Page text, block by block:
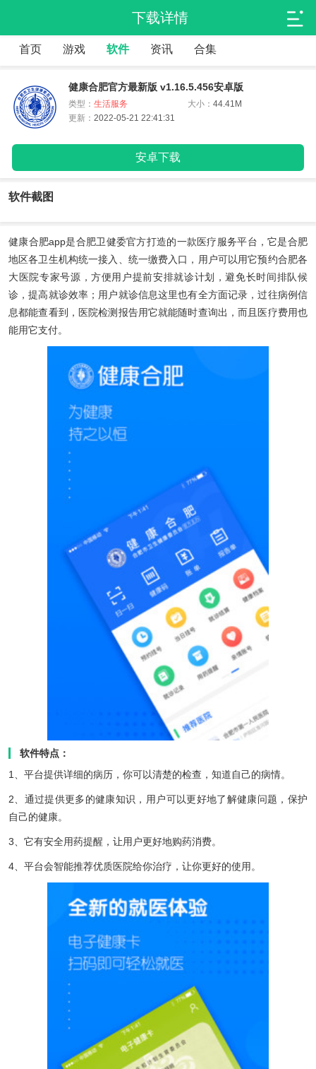
下载详情
首页 游戏 软件 资讯 合集
健康合肥官方最新版 v1.16.5.456安卓版
类型： 生活服务 大小：44.41M
更新： 2022-05-21 22:41:31
安卓下载
软件截图
健康合肥app是合肥卫健委官方打造的一款医疗服务平台，它是合肥
地区各卫生机构统一接入、统一缴费入口，用户可以用它预约合肥各
大医院专家号源，方便用户提前安排就诊计划，避免长时间排队候
诊，提高就诊效率；用户就诊信息这里也有全方面记录，过往病例信
息都能查看到，医院检测报告用它就能随时查询出，而且医疗费用也
能用它支付。
软件特点：
1、平台提供详细的病历，你可以清楚的检查，知道自己的病情。
2、通过提供更多的健康知识，用户可以更好地了解健康问题，保护
自己的健康。
3、它有安全用药提醒，让用户更好地购药消费。
4、平台会智能推荐优质医院给你治疗，让你更好的使用。